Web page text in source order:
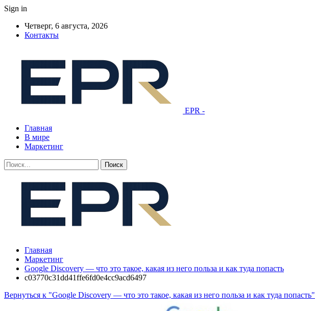
Sign in
Четверг, 6 августа, 2026
Контакты
EPR -
Главная
В мире
Маркетинг
Главная
Маркетинг
Google Discovery — что это такое, какая из него польза и как туда попасть
c03770c31dd41ffe6fd0e4cc9acd6497
Вернуться к "Google Discovery — что это такое, какая из него польза и как туда попасть"